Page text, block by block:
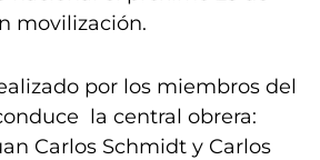
movilización.
por los miembros del
la central obrera:
Carlos Schmidt y Carlos